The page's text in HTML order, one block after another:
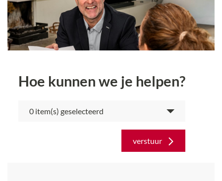
Hoe kunnen we je helpen?
item(s) geselecteerd
verstuur